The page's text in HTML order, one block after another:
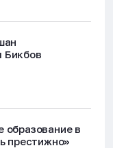
Бикбов
образование в
престижно»